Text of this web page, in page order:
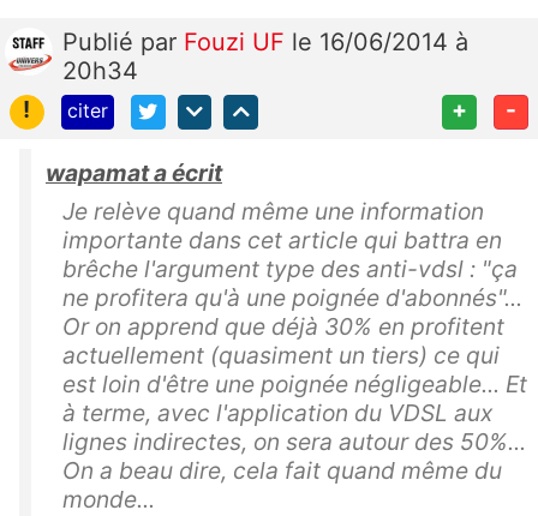
Publié par Fouzi UF le 16/06/2014 à
20h34
!
citer + -
wapamat a écrit
Je relève quand même une information
importante dans cet article qui battra en
brêche l'argument type des anti-vdsl : "ça
ne profitera qu'à une poignée d'abonnés"...
Or on apprend que déjà 30% en profitent
actuellement (quasiment un tiers) ce qui
est loin d'être une poignée négligeable... Et
à terme, avec l'application du VDSL aux
lignes indirectes, on sera autour des 50%...
On a beau dire, cela fait quand même du
monde...